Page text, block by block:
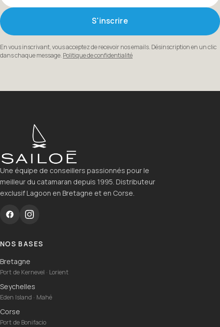
S'inscrire
En vous inscrivant, vous acceptez de recevoir nos emails. Désinscription en un clic
dans chaque message. Politique de confidentialité
Une équipe de conseillers passionnés pour le
meilleur du catamaran depuis 1995. Distributeur
exclusif Lagoon en Bretagne et en Corse.
NOS BASES
Bretagne
Port de Kernevel · Lorient
Seychelles
Eden Island · Mahé
Corse
Port de Bonifacio